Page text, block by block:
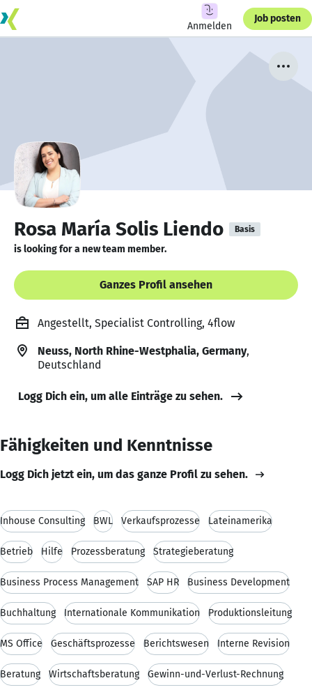
Anmelden
Job posten
Rosa María Solis Liendo Basis
is looking for a new team member.
Ganzes Profil ansehen
Angestellt, Specialist Controlling, 4flow
Neuss, North Rhine-Westphalia, Germany,
Deutschland
Logg Dich ein, um alle Einträge zu sehen.
Fähigkeiten und Kenntnisse
Logg Dich jetzt ein, um das ganze Profil zu sehen.
Inhouse Consulting BWL Verkaufsprozesse Lateinamerika
Betrieb Hilfe Prozessberatung Strategieberatung
Business Process Management SAP HR Business Development
Buchhaltung Internationale Kommunikation Produktionsleitung
MS Office Geschäftsprozesse Berichtswesen Interne Revision
Beratung Wirtschaftsberatung Gewinn-und-Verlust-Rechnung